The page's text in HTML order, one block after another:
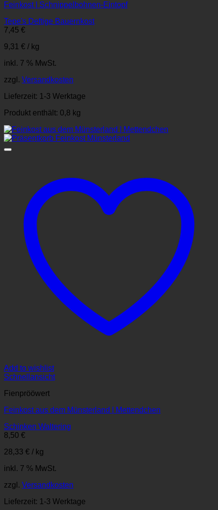
Feinkost | Schnippelbohnen-Eintopf
Tepe's Deftige Bauernkost
7,45 €
9,31 € / kg
inkl. 7 % MwSt.
zzgl. Versandkosten
Lieferzeit: 1-3 Werktage
Produkt enthält: 0,8 kg
Add to wishlist
Schnellansicht
Fienprööwert
Feinkost aus dem Münsterland | Mettendchen
Schinken Waltering
8,50 €
28,33 € / kg
inkl. 7 % MwSt.
zzgl. Versandkosten
Lieferzeit: 1-3 Werktage